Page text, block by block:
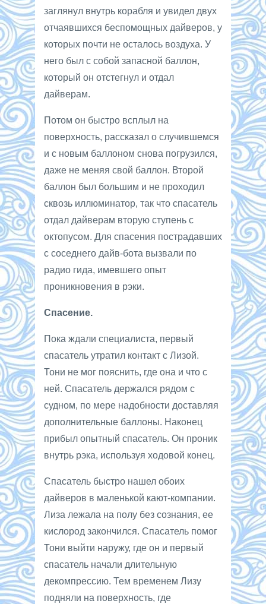
заглянул внутрь корабля и увидел двух
отчаявшихся беспомощных дайверов, у
которых почти не осталось воздуха. У
него был с собой запасной баллон,
который он отстегнул и отдал
дайверам.
Потом он быстро всплыл на
поверхность, рассказал о случившемся
и с новым баллоном снова погрузился,
даже не меняя свой баллон. Второй
баллон был большим и не проходил
сквозь иллюминатор, так что спасатель
отдал дайверам вторую ступень с
октопусом. Для спасения пострадавших
с соседнего дайв-бота вызвали по
радио гида, имевшего опыт
проникновения в рэки.
Спасение.
Пока ждали специалиста, первый
спасатель утратил контакт с Лизой.
Тони не мог пояснить, где она и что с
ней. Спасатель держался рядом с
судном, по мере надобности доставляя
дополнительные баллоны. Наконец
прибыл опытный спасатель. Он проник
внутрь рэка, используя ходовой конец.
Спасатель быстро нашел обоих
дайверов в маленькой кают-компании.
Лиза лежала на полу без сознания, ее
кислород закончился. Спасатель помог
Тони выйти наружу, где он и первый
спасатель начали длительную
декомпрессию. Тем временем Лизу
подняли на поверхность, где